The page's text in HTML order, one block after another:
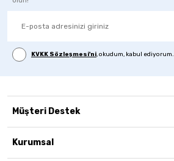
KVKK Sözleşmesi'ni, okudum, kabul ediyorum.
Müşteri Destek
Kurumsal